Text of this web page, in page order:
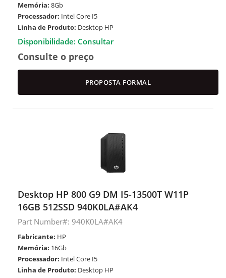
Memória: 8Gb
Processador: Intel Core I5
Linha de Produto: Desktop HP
Disponibilidade: Consultar
Consulte o preço
PROPOSTA FORMAL
Desktop HP 800 G9 DM I5-13500T W11P
16GB 512SSD 940K0LA#AK4
Part Number#: 940K0LA#AK4
Fabricante: HP
Memória: 16Gb
Processador: Intel Core I5
Linha de Produto: Desktop HP